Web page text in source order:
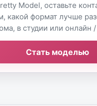
Model, оставьте
какой формат лучше
в студии или онлайн
Стать моделью